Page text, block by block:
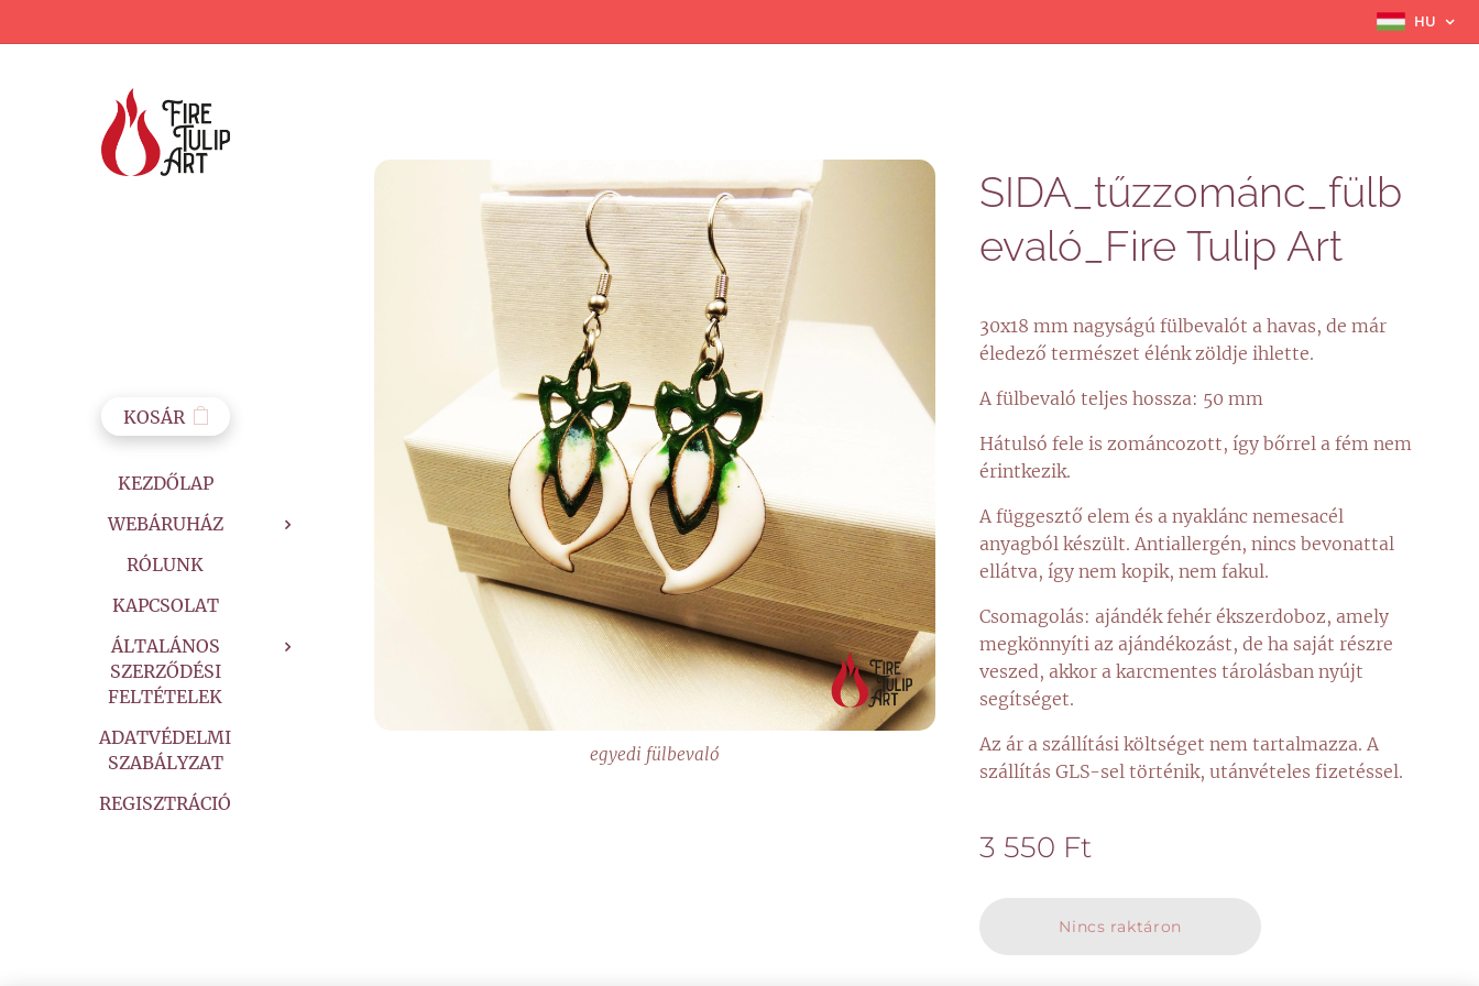
HU
KOSÁR
KEZDŐLAP
WEBÁRUHÁZ
RÓLUNK
KAPCSOLAT
ÁLTALÁNOS
SZERZŐDÉSI
FELTÉTELEK
ADATVÉDELMI
SZABÁLYZAT
REGISZTRÁCIÓ
SIDA_tűzzománc_fülb
evaló_Fire Tulip Art
egyedi fülbevaló
30x18 mm nagyságú fülbevalót a havas, de már
éledező természet élénk zöldje ihlette.
A fülbevaló teljes hossza: 50 mm
Hátulsó fele is zománcozott, így bőrrel a fém nem
érintkezik.
A függesztő elem és a nyaklánc nemesacél
anyagból készült. Antiallergén, nincs bevonattal
ellátva, így nem kopik, nem fakul.
Csomagolás: ajándék fehér ékszerdoboz, amely
megkönnyíti az ajándékozást, de ha saját részre
veszed, akkor a karcmentes tárolásban nyújt
segítséget.
Az ár a szállítási költséget nem tartalmazza. A
szállítás GLS-sel történik, utánvételes fizetéssel.
3 550 Ft
Nincs raktáron